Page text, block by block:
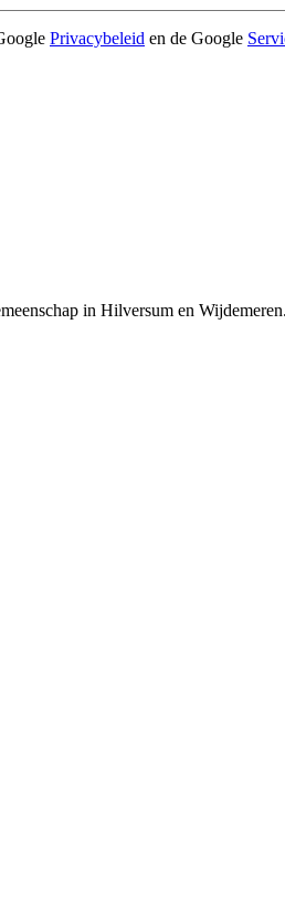
Privacybeleid en de Google
in Hilversum en